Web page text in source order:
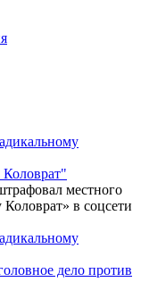
местного
в соцсети
дело против